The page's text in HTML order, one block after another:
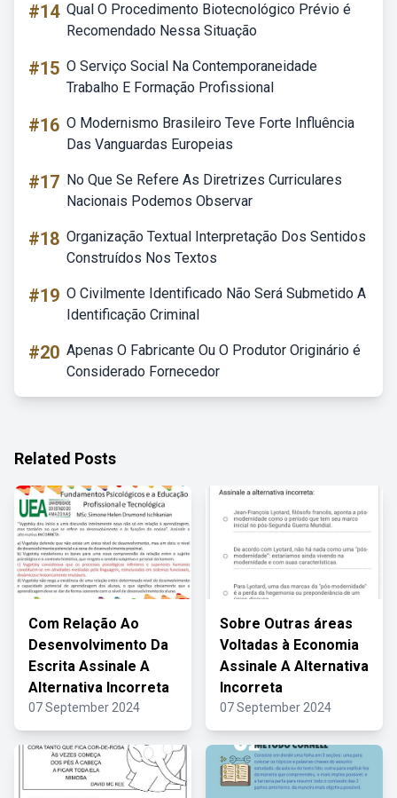
#14 Qual O Procedimento Biotecnológico Prévio é
Recomendado Nessa Situação
#15 O Serviço Social Na Contemporaneidade
Trabalho E Formação Profissional
#16 O Modernismo Brasileiro Teve Forte Influência
Das Vanguardas Europeias
#17 No Que Se Refere As Diretrizes Curriculares
Nacionais Podemos Observar
#18 Organização Textual Interpretação Dos Sentidos
Construídos Nos Textos
#19 O Civilmente Identificado Não Será Submetido A
Identificação Criminal
#20 Apenas O Fabricante Ou O Produtor Originário é
Considerado Fornecedor
Related Posts
Com Relação Ao
Desenvolvimento Da
Escrita Assinale A
Alternativa Incorreta
07 September 2024
Sobre Outras áreas
Voltadas à Economia
Assinale A Alternativa
Incorreta
07 September 2024